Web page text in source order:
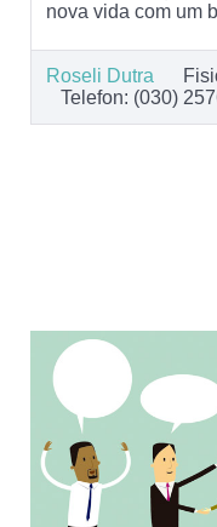
nova vida com um
Roseli Dutra
Telefon: (030)